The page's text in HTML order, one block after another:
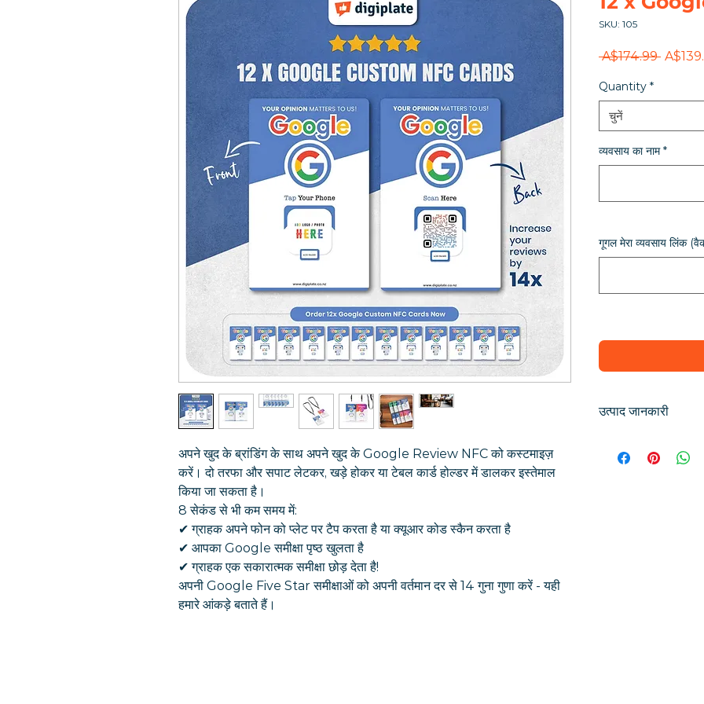
अपने खुद के ब्रांडिंग के साथ अपने खुद के Google Review NFC को कस्टमाइज़
करें। दो तरफा और सपाट लेटकर, खड़े होकर या टेबल कार्ड होल्डर में डालकर इस्तेमाल
किया जा सकता है।
8 सेकंड से भी कम समय में:
✔︎ ग्राहक अपने फोन को प्लेट पर टैप करता है या क्यूआर कोड स्कैन करता है
✔︎ आपका Google समीक्षा पृष्ठ खुलता है
✔︎ ग्राहक एक सकारात्मक समीक्षा छोड़ देता है!
अपनी Google Five Star समीक्षाओं को अपनी वर्तमान दर से 14 गुना गुणा करें - यही
हमारे आंकड़े बताते हैं।
SKU: 105
A$174.99 नियमित
Quantity *
चुनें
व्यवसाय का नाम *
गूगल मेरा व्यवसाय लिंक
उत्पाद जानकारी
जिससे उपयोगकर्ता सीधे